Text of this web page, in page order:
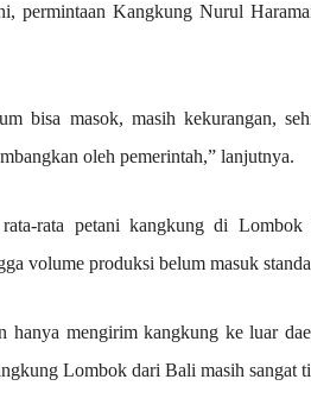
permintaan Kangkung Nurul
bisa masok, masih kekurangan,
oleh pemerintah,” lanjutnya.
rata petani kangkung di Lombok
volume produksi belum masuk
hanya mengirim kangkung ke luar
Lombok dari Bali masih sangat